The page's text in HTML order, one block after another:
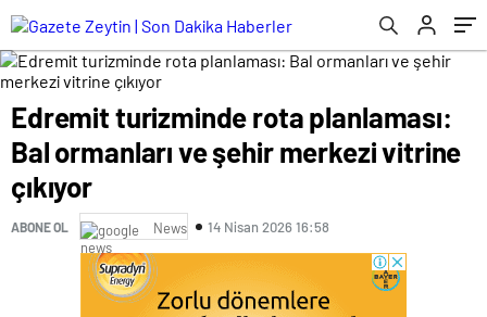
Edremit turizminde rota planlaması:
Bal ormanları ve şehir merkezi vitrine
çıkıyor
ABONE OL News 14 Nisan 2026 16:58